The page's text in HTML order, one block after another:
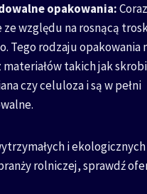
opakowania:
względu na rosnącą
Tego rodzaju opakowania
materiałów takich jak
czy celuloza i są w pełni
i ekologicznych
rolniczej, sprawdź